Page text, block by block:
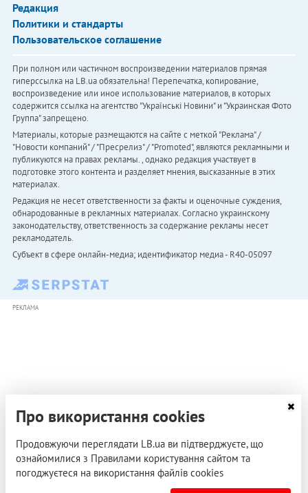
Редакция
Политики и стандарты
Пользовательское соглашение
При полном или частичном воспроизведении материалов прямая
гиперссылка на LB.ua обязательна! Перепечатка, копирование,
воспроизведение или иное использование материалов, в которых
содержится ссылка на агентство "Українськi Новини" и "Украинская Фото
Группа" запрещено.
Материалы, которые размещаются на сайте с меткой "Реклама" /
"Новости компаний" / "Пресрелиз" / "Promoted", являются рекламными и
публикуются на правах рекламы. , однако редакция участвует в
подготовке этого контента и разделяет мнения, высказанные в этих
материалах.
Редакция не несет ответственности за факты и оценочные суждения,
обнародованные в рекламных материалах. Согласно украинскому
законодательству, ответственность за содержание рекламы несет
рекламодатель.
Субъект в сфере онлайн-медиа; идентификатор медиа - R40-05097
РЕКЛАМА
Про використання cookies
Продовжуючи переглядати LB.ua ви підтверджуєте, що
ознайомилися з Правилами користування сайтом та
погоджуєтеся на використання файлів cookies